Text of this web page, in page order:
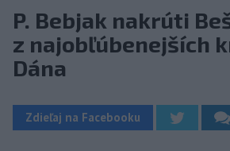
P. Bebjak nakrúti
z najobľúbenejších
Dána
Zdieľaj na Facebooku